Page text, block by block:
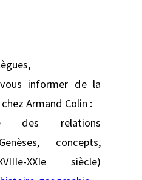
informer de la
Armand Colin :
des relations
concepts,
XXIe siècle)